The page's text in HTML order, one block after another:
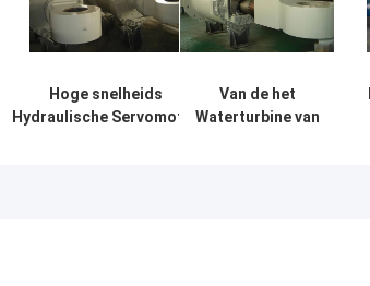
Hoge snelheids
Hydraulische Servomotor
Van de het
Waterturbine van